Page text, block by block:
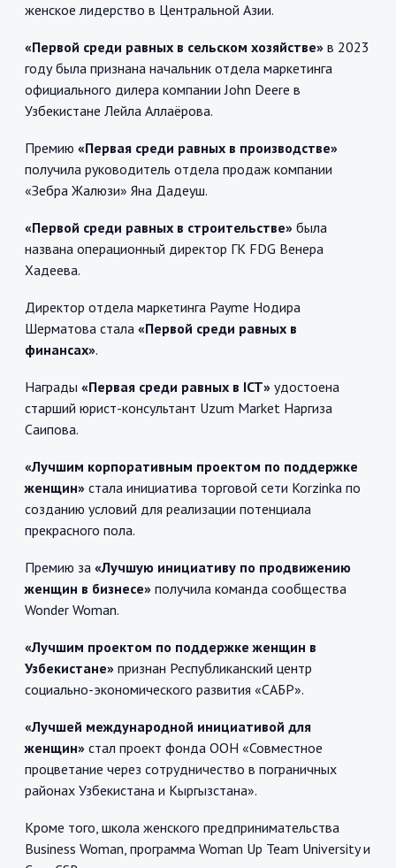
женское лидерство в Центральной Азии.
«Первой среди равных в сельском хозяйстве» в 2023
году была признана начальник отдела маркетинга
официального дилера компании John Deere в
Узбекистане Лейла Аллаёрова.
Премию «Первая среди равных в производстве»
получила руководитель отдела продаж компании
«Зебра Жалюзи» Яна Дадеуш.
«Первой среди равных в строительстве» была
названа операционный директор ГК FDG Венера
Хадеева.
Директор отдела маркетинга Payme Нодира
Шерматова стала «Первой среди равных в
финансах».
Награды «Первая среди равных в ICT» удостоена
старший юрист-консультант Uzum Market Наргиза
Саипова.
«Лучшим корпоративным проектом по поддержке
женщин» стала инициатива торговой сети Korzinka по
созданию условий для реализации потенциала
прекрасного пола.
Премию за «Лучшую инициативу по продвижению
женщин в бизнесе» получила команда сообщества
Wonder Woman.
«Лучшим проектом по поддержке женщин в
Узбекистане» признан Республиканский центр
социально-экономического развития «САБР».
«Лучшей международной инициативой для
женщин» стал проект фонда ООН «Совместное
процветание через сотрудничество в пограничных
районах Узбекистана и Кыргызстана».
Кроме того, школа женского предпринимательства
Business Woman, программа Woman Up Team University и